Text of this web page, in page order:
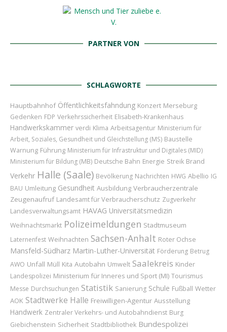
PARTNER VON
SCHLAGWORTE
Hauptbahnhof Öffentlichkeitsfahndung Konzert Merseburg
Gedenken FDP Verkehrssicherheit Elisabeth-Krankenhaus
Handwerkskammer verdi Klima Arbeitsagentur Ministerium für
Arbeit, Soziales, Gesundheit und Gleichstellung (MS) Baustelle
Warnung Führung Ministerium für Infrastruktur und Digitales (MID)
Ministerium für Bildung (MB) Deutsche Bahn Energie Streik Brand
Verkehr Halle (Saale) Bevölkerung Nachrichten HWG Abellio IG
BAU Umleitung Gesundheit Ausbildung Verbraucherzentrale
Zeugenaufruf Landesamt für Verbraucherschutz Zugverkehr
Landesverwaltungsamt HAVAG Universitätsmedizin
Weihnachtsmarkt Polizeimeldungen Stadtmuseum
Laternenfest Weihnachten Sachsen-Anhalt Roter Ochse
Mansfeld-Südharz Martin-Luther-Universität Förderung Betrug
AWO Unfall Müll Kita Autobahn Umwelt Saalekreis Kinder
Landespolizei Ministerium für Inneres und Sport (MI) Tourismus
Messe Durchsuchungen Statistik Sanierung Schule Fußball Wetter
AOK Stadtwerke Halle Freiwilligen-Agentur Ausstellung
Handwerk Zentraler Verkehrs- und Autobahndienst Burg
Giebichenstein Sicherheit Stadtbibliothek Bundespolizei